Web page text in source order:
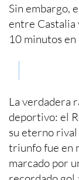
Sin embargo,
entre Castalia
10 minutos en
La verdadera
deportivo: el
su eterno
triunfo fue en
marcado por